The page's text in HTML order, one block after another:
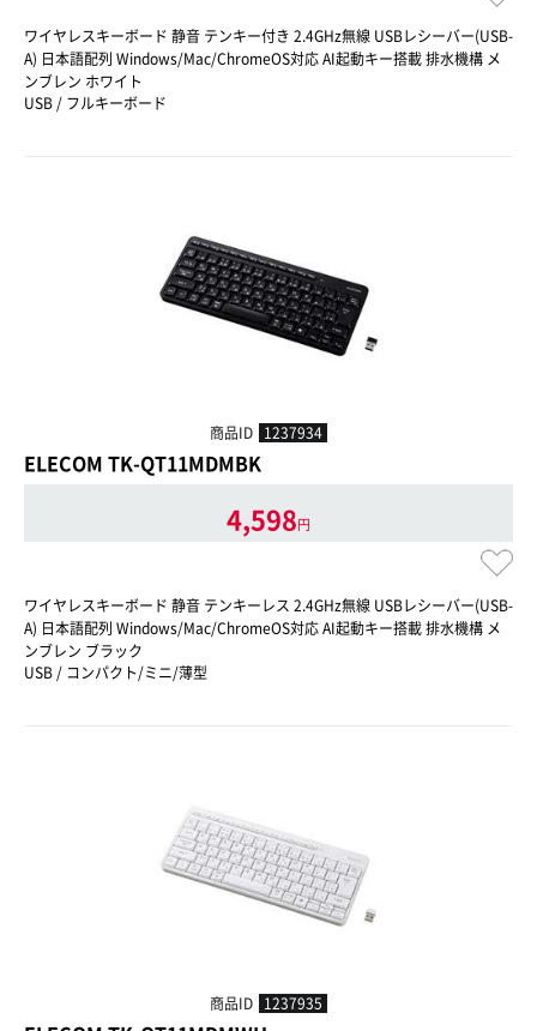
ワイヤレスキーボード 静音 テンキー付き 2.4GHz無線 USBレシーバー(USB-
A) 日本語配列 Windows/Mac/ChromeOS対応 AI起動キー搭載 排水機構 メ
ンブレン ホワイト
USB / フルキーボード
商品ID 1237934
ELECOM TK-QT11MDMBK
4,598円
ワイヤレスキーボード 静音 テンキーレス 2.4GHz無線 USBレシーバー(USB-
A) 日本語配列 Windows/Mac/ChromeOS対応 AI起動キー搭載 排水機構 メ
ンブレン ブラック
USB / コンパクト/ミニ/薄型
商品ID 1237935